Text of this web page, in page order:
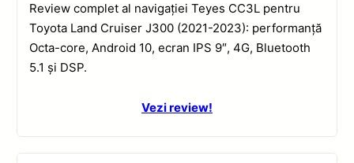
Review complet al navigației Teyes CC3L pentru
Toyota Land Cruiser J300 (2021-2023): performanță
Octa-core, Android 10, ecran IPS 9″, 4G, Bluetooth
5.1 și DSP.
Vezi review!